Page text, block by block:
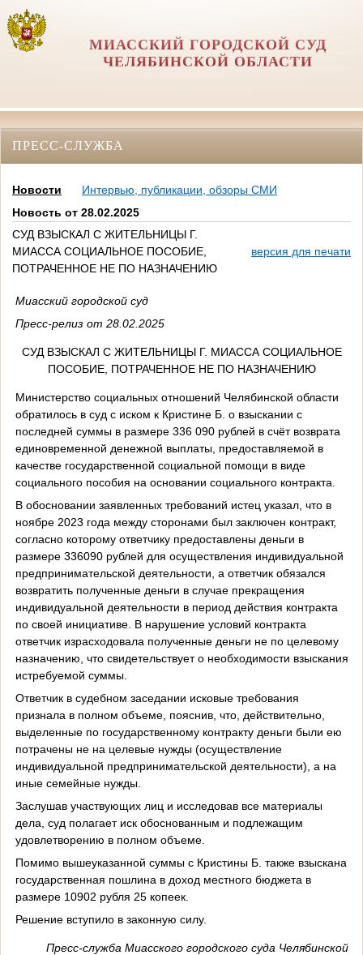
МИАССКИЙ ГОРОДСКОЙ СУД
ЧЕЛЯБИНСКОЙ ОБЛАСТИ
ПРЕСС-СЛУЖБА
Новости
Интервью, публикации, обзоры СМИ
Новость от 28.02.2025
СУД ВЗЫСКАЛ С ЖИТЕЛЬНИЦЫ Г.
МИАССА СОЦИАЛЬНОЕ ПОСОБИЕ,
ПОТРАЧЕННОЕ НЕ ПО НАЗНАЧЕНИЮ
версия для печати
Миасский городской суд
Пресс-релиз от 28.02.2025
СУД ВЗЫСКАЛ С ЖИТЕЛЬНИЦЫ Г. МИАССА СОЦИАЛЬНОЕ
ПОСОБИЕ, ПОТРАЧЕННОЕ НЕ ПО НАЗНАЧЕНИЮ
Министерство социальных отношений Челябинской области
обратилось в суд с иском к Кристине Б. о взыскании с
последней суммы в размере 336 090 рублей в счёт возврата
единовременной денежной выплаты, предоставляемой в
качестве государственной социальной помощи в виде
социального пособия на основании социального контракта.
В обосновании заявленных требований истец указал, что в
ноябре 2023 года между сторонами был заключен контракт,
согласно которому ответчику предоставлены деньги в
размере 336090 рублей для осуществления индивидуальной
предпринимательской деятельности, а ответчик обязался
возвратить полученные деньги в случае прекращения
индивидуальной деятельности в период действия контракта
по своей инициативе. В нарушение условий контракта
ответчик израсходовала полученные деньги не по целевому
назначению, что свидетельствует о необходимости взыскания
истребуемой суммы.
Ответчик в судебном заседании исковые требования
признала в полном объеме, пояснив, что, действительно,
выделенные по государственному контракту деньги были ею
потрачены не на целевые нужды (осуществление
индивидуальной предпринимательской деятельности), а на
иные семейные нужды.
Заслушав участвующих лиц и исследовав все материалы
дела, суд полагает иск обоснованным и подлежащим
удовлетворению в полном объеме.
Помимо вышеуказанной суммы с Кристины Б. также взыскана
государственная пошлина в доход местного бюджета в
размере 10902 рубля 25 копеек.
Решение вступило в законную силу.
Пресс-служба Миасского городского суда Челябинской